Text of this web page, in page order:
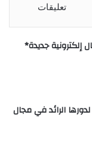
تعليقات
إلكترونية جديدة*
الرائد في مجال